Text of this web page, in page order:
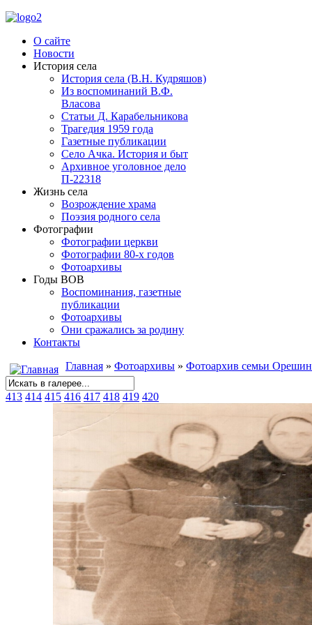
О сайте
Новости
История села
История села (В.Н. Кудряшов)
Из воспоминаний В.Ф.
Власова
Статьи Д. Карабельникова
Трагедия 1959 года
Газетные публикации
Село Ачка. История и быт
Архивное уголовное дело
П-22318
Жизнь села
Возрождение храма
Поэзия родного села
Фотографии
Фотографии церкви
Фотографии 80-х годов
Фотоархивы
Годы ВОВ
Воспоминания, газетные
публикации
Фотоархивы
Они сражались за родину
Контакты
Главная » Фотоархивы » Фотоархив семьи
413 414 415 416 417 418 419 420